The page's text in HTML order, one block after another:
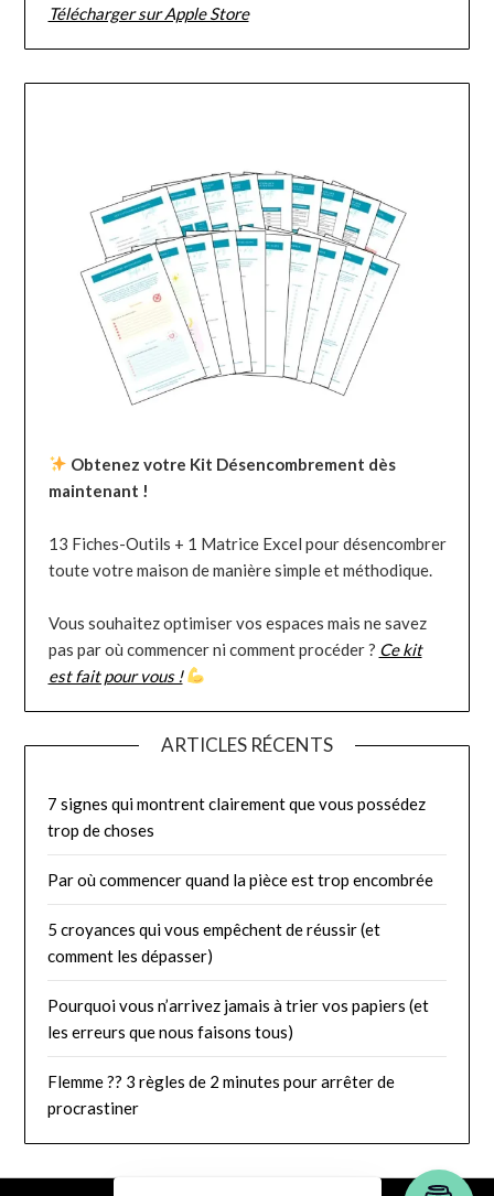
Télécharger sur Apple Store
Obtenez votre Kit Désencombrement dès
maintenant !
13 Fiches-Outils + 1 Matrice Excel pour désencombrer
toute votre maison de manière simple et méthodique.
Vous souhaitez optimiser vos espaces mais ne savez
pas par où commencer ni comment procéder ? Ce kit
est fait pour vous !
ARTICLES RÉCENTS
7 signes qui montrent clairement que vous possédez
trop de choses
Par où commencer quand la pièce est trop encombrée
5 croyances qui vous empêchent de réussir (et
comment les dépasser)
Pourquoi vous n’arrivez jamais à trier vos papiers (et
les erreurs que nous faisons tous)
Flemme ?? 3 règles de 2 minutes pour arrêter de
procrastiner